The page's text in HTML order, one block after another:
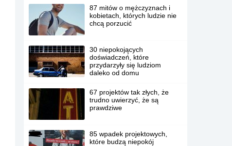
87 mitów o mężczyznach i
kobietach, których ludzie nie
chcą porzucić
30 niepokojących
doświadczeń, które
przydarzyły się ludziom
daleko od domu
67 projektów tak złych, że
trudno uwierzyć, że są
prawdziwe
85 wpadek projektowych,
które budzą niepokój